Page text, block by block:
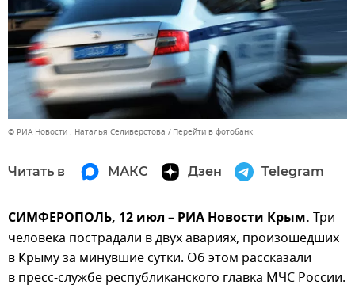
© РИА Новости . Наталья Селиверстова Перейти в фотобанк
Читать в МАКС Дзен Telegram
СИМФЕРОПОЛЬ, 12 июл – РИА Новости Крым. Три
человека пострадали в двух авариях, произошедших
в Крыму за минувшие сутки. Об этом рассказали
в пресс-службе республиканского главка МЧС России.